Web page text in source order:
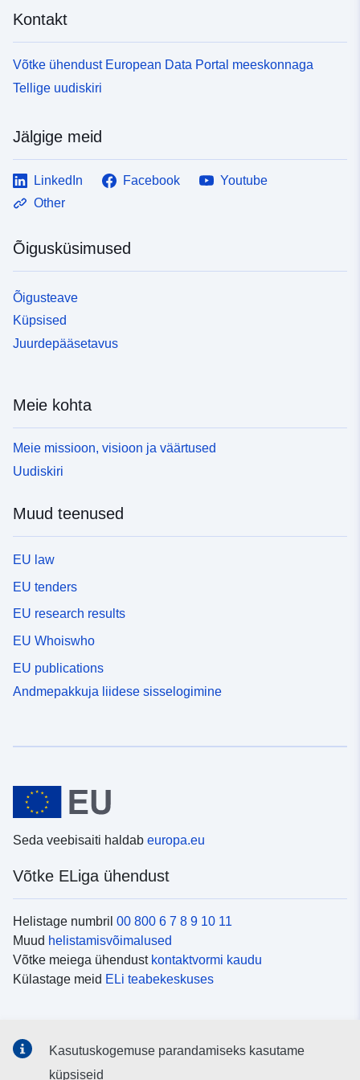
Kontakt
Võtke ühendust European Data Portal meeskonnaga
Tellige uudiskiri
Jälgige meid
LinkedIn Facebook
Youtube
Other
Õigusküsimused
Õigusteave
Küpsised
Juurdepääsetavus
Meie kohta
Meie missioon, visioon ja väärtused
Uudiskiri
Muud teenused
EU law
EU tenders
EU research results
EU Whoiswho
EU publications
Andmepakkuja liidese sisselogimine
Seda veebisaiti haldab europa.eu
Võtke ELiga ühendust
Helistage numbril 00 800 6 7 8 9 10 11
Muud helistamisvõimalused
Võtke meiega ühendust kontaktvormi kaudu
Külastage meid ELi teabekeskuses
Otsige ELi teavet
Kasutuskogemuse parandamiseks kasutame
küpsiseid